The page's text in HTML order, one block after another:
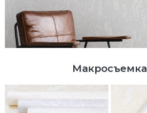
Макросъемка